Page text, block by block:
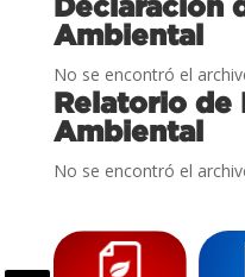
Ambiental
No se encontró el
Relatorio de
Ambiental
No se encontró el